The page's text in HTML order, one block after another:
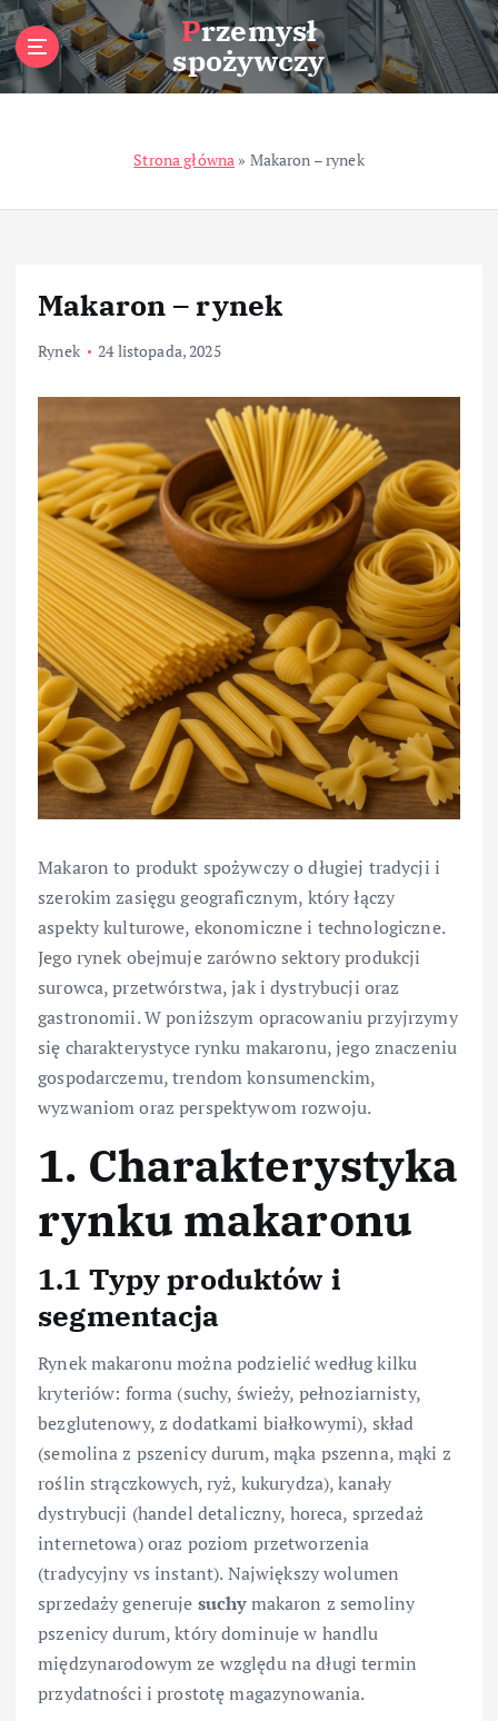
S
k
i
p
n
Przemysł
spożywczy
Strona główna » Makaron – rynek
Makaron – rynek
Rynek 24 listopada, 2025
Makaron to produkt spożywczy o długiej tradycji i
szerokim zasięgu geograficznym, który łączy
aspekty kulturowe, ekonomiczne i technologiczne.
Jego rynek obejmuje zarówno sektory produkcji
surowca, przetwórstwa, jak i dystrybucji oraz
gastronomii. W poniższym opracowaniu przyjrzymy
się charakterystyce rynku makaronu, jego znaczeniu
gospodarczemu, trendom konsumenckim,
wyzwaniom oraz perspektywom rozwoju.
1. Charakterystyka
rynku makaronu
1.1 Typy produktów i
segmentacja
Rynek makaronu można podzielić według kilku
kryteriów: forma (suchy, świeży, pełnoziarnisty,
bezglutenowy, z dodatkami białkowymi), skład
(semolina z pszenicy durum, mąka pszenna, mąki z
roślin strączkowych, ryż, kukurydza), kanały
dystrybucji (handel detaliczny, horeca, sprzedaż
internetowa) oraz poziom przetworzenia
(tradycyjny vs instant). Największy wolumen
sprzedaży generuje suchymakaron z semoliny
pszenicy durum, który dominuje w handlu
międzynarodowym ze względu na długi termin
przydatności i prostotę magazynowania.